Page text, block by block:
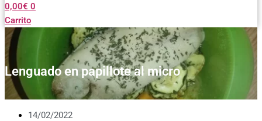
0,00€ 0
Carrito
Lenguado en papillote al micro
14/02/2022